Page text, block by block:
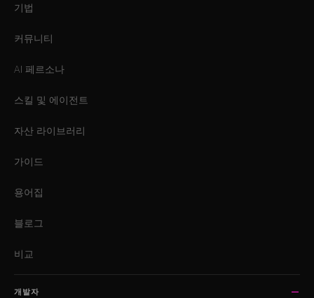
기법
커뮤니티
AI 페르소나
스킬 및 에이전트
자산 라이브러리
가이드
용어집
블로그
비교
개발자